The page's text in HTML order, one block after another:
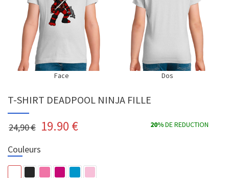
Face Dos
T-SHIRT DEADPOOL NINJA FILLE
24,90 € 19.90 € 20%DE REDUCTION
Couleurs